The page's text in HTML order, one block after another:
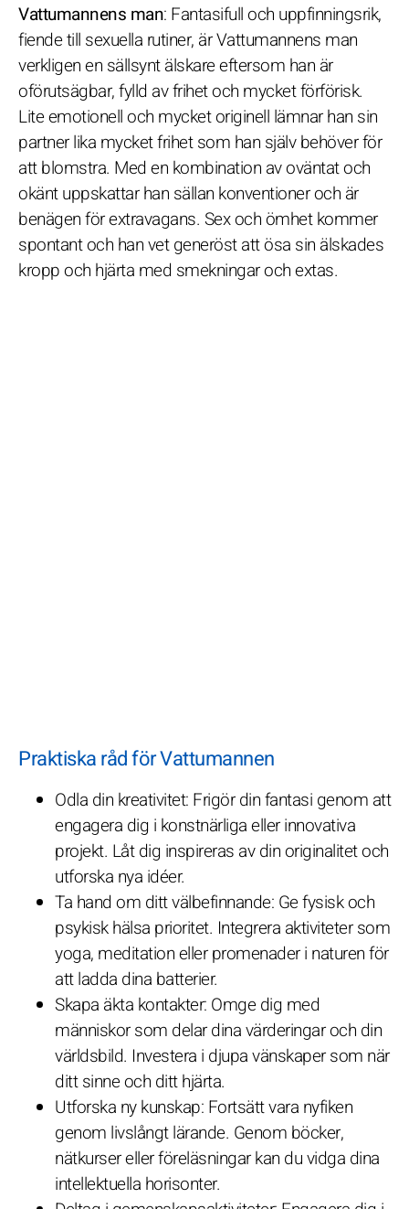
Vattumannens man: Fantasifull och uppfinningsrik,
fiende till sexuella rutiner, är Vattumannens man
verkligen en sällsynt älskare eftersom han är
oförutsägbar, fylld av frihet och mycket förförisk.
Lite emotionell och mycket originell lämnar han sin
partner lika mycket frihet som han själv behöver för
att blomstra. Med en kombination av oväntat och
okänt uppskattar han sällan konventioner och är
benägen för extravagans. Sex och ömhet kommer
spontant och han vet generöst att ösa sin älskades
kropp och hjärta med smekningar och extas.
Praktiska råd för Vattumannen
Odla din kreativitet: Frigör din fantasi genom att
engagera dig i konstnärliga eller innovativa
projekt. Låt dig inspireras av din originalitet och
utforska nya idéer.
Ta hand om ditt välbefinnande: Ge fysisk och
psykisk hälsa prioritet. Integrera aktiviteter som
yoga, meditation eller promenader i naturen för
att ladda dina batterier.
Skapa äkta kontakter: Omge dig med
människor som delar dina värderingar och din
världsbild. Investera i djupa vänskaper som när
ditt sinne och ditt hjärta.
Utforska ny kunskap: Fortsätt vara nyfiken
genom livslångt lärande. Genom böcker,
nätkurser eller föreläsningar kan du vidga dina
intellektuella horisonter.